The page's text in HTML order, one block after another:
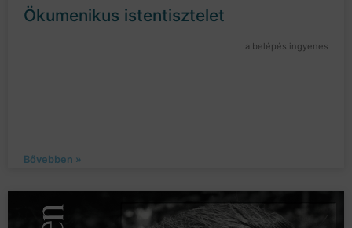
Ökumenikus istentisztelet
a belépés ingyenes
Bővebben »